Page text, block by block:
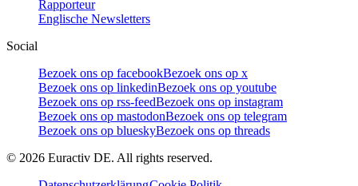
Rapporteur
Englische Newsletters
Social
Bezoek ons op facebookBezoek ons op x
Bezoek ons op linkedinBezoek ons op youtube
Bezoek ons op rss-feedBezoek ons op instagram
Bezoek ons op mastodonBezoek ons op telegram
Bezoek ons op blueskyBezoek ons op threads
© 2026 Euractiv DE. All rights reserved.